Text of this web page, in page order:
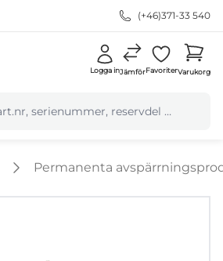
(+46)371-33 540
Logga inJämförFavoriterVarukorg
Permanenta